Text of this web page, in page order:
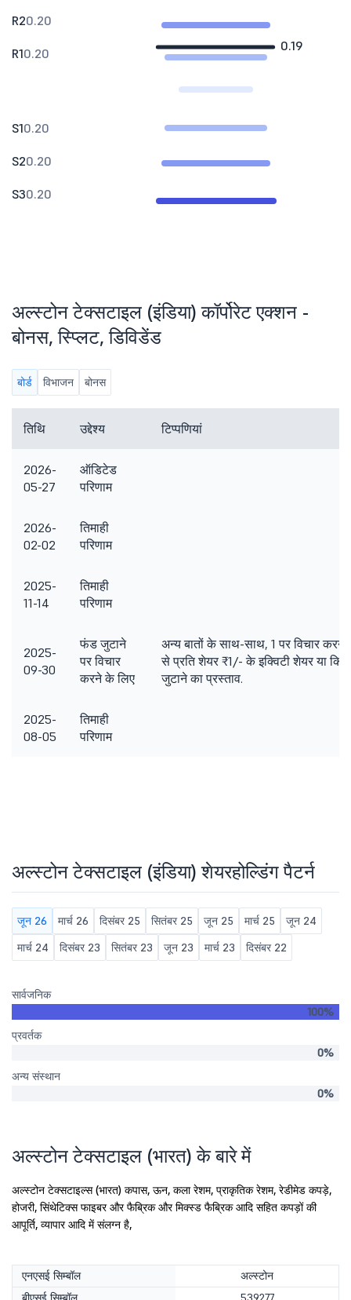
0.19
R20.20
R10.20
S10.20
S20.20
S30.20
अल्स्टोन टेक्सटाइल (इंडिया) कॉर्पोरेट एक्शन -
बोनस, स्प्लिट, डिविडेंड
बोर्ड विभाजन बोनस
तिथि उद्देश्य टिप्पणियां
2026-
05-27
ऑडिटेड
परिणाम
2026-
02-02
तिमाही
परिणाम
2025-
11-14
तिमाही
परिणाम
2025-
09-30
फंड जुटाने
पर विचार
करने के लिए
अन्य बातों के साथ-साथ, 1 पर विचार
से प्रति शेयर ₹1/- के इक्विटी शेयर या
जुटाने का प्रस्ताव.
2025-
08-05
तिमाही
परिणाम
अल्स्टोन टेक्सटाइल (इंडिया) शेयरहोल्डिंग पैटर्न
जून 26 मार्च 26 दिसंबर 25 सितंबर 25 जून 25 मार्च 25
जून 24
मार्च 24
दिसंबर 23 सितंबर 23 जून 23 मार्च 23 दिसंबर 22
सार्वजनिक
100%
प्रवर्तक
0%
अन्य संस्थान
0%
अल्स्टोन टेक्सटाइल (भारत) के बारे में
अल्स्टोन टेक्सटाइल्स (भारत) कपास, ऊन, कला रेशम, प्राकृतिक रेशम, रेडीमेड कपड़े,
होजरी, सिंथेटिक्स फाइबर और फैब्रिक और मिक्स्ड फैब्रिक आदि सहित कपड़ों की
आपूर्ति, व्यापार आदि में संलग्न है,
एनएसई सिम्बॉल
अल्स्टोन